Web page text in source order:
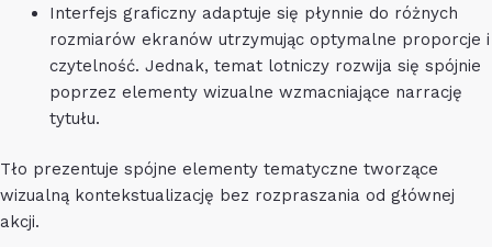
Interfejs graficzny adaptuje się płynnie do różnych
rozmiarów ekranów utrzymując optymalne proporcje i
czytelność. Jednak, temat lotniczy rozwija się spójnie
poprzez elementy wizualne wzmacniające narrację
tytułu.
Tło prezentuje spójne elementy tematyczne tworzące
wizualną kontekstualizację bez rozpraszania od głównej
akcji.